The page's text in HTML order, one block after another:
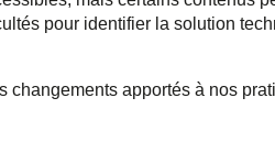
pour identifier la solution
apportés à nos